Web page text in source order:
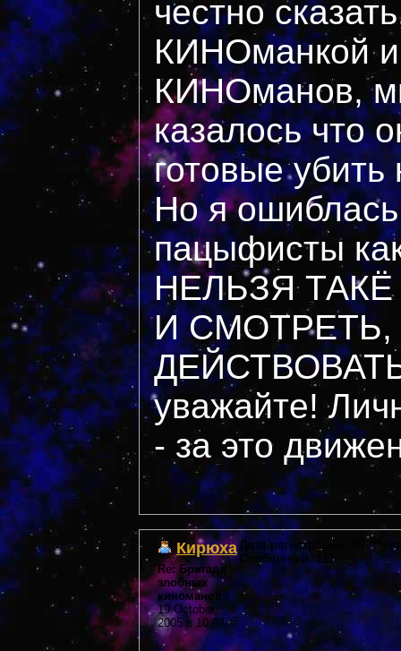
честно
КИНОманкой
КИНОманов,
казалось что
готовые
Но я
пацыфисты
НЕЛЬЗЯ
И
уважайте!
- за это
Кирюха
Re: Бригада
злобных
киноманов
19 October,
2005 в 10:02
Дата регистрации: 36
Сообщений: 111